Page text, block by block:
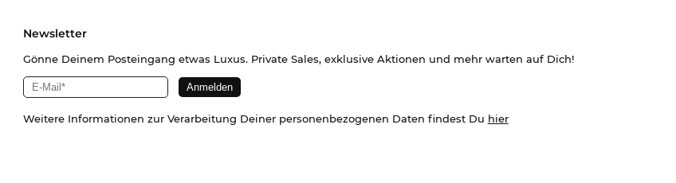
Newsletter
Gönne Deinem Posteingang etwas Luxus. Private Sales, exklusive Aktionen und mehr warten auf Dich!
Weitere Informationen zur Verarbeitung Deiner personenbezogenen Daten findest Du hier